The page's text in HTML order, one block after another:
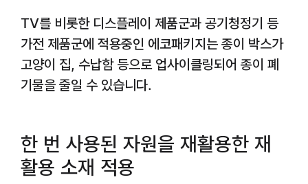
TV를 비롯한 디스플레이 제품군과 공기청정기 등
가전 제품군에 적용중인 에코패키지는 종이 박스가
고양이 집, 수납함 등으로 업사이클링되어 종이 폐
기물을 줄일 수 있습니다.
한 번 사용된 자원을 재활용한 재
활용 소재 적용